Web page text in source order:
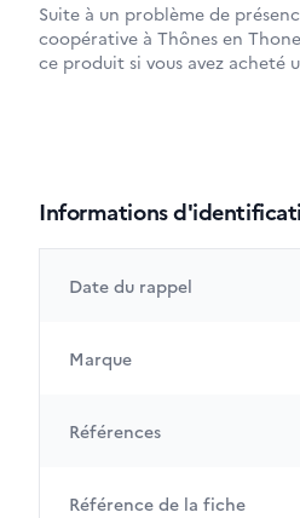
Suite à un problème de
coopérative à Thônes en
ce produit si vous avez acheté
Informations
Date du rappel
Marque
Références
Référence de la fiche